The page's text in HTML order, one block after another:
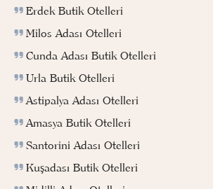
Erdek Butik Otelleri
Milos Adası Otelleri
Cunda Adası Butik Otelleri
Urla Butik Otelleri
Astipalya Adası Otelleri
Amasya Butik Otelleri
Santorini Adası Otelleri
Kuşadası Butik Otelleri